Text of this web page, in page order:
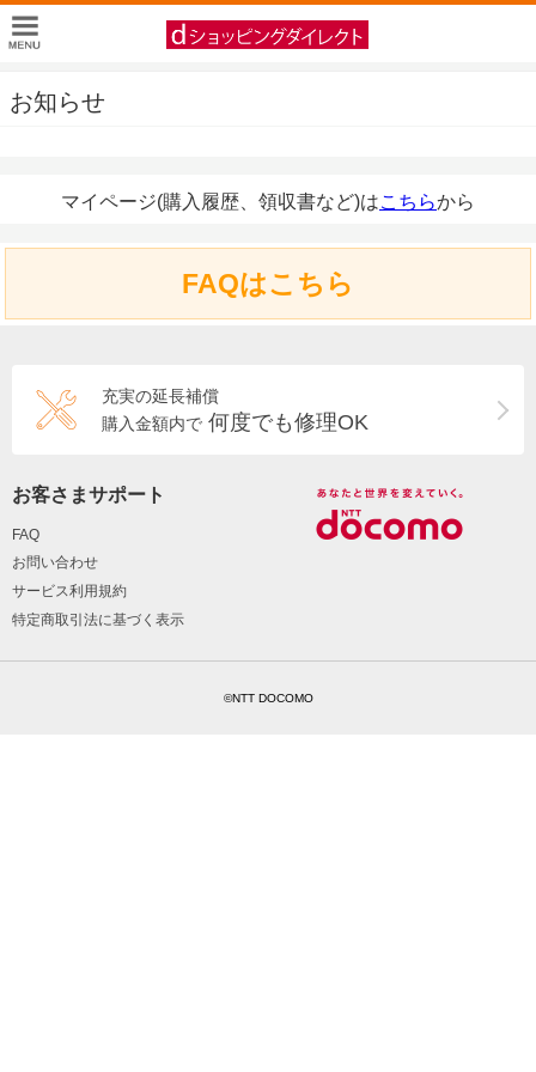
お知らせ
マイページ(購入履歴、領収書など)はこちらから
FAQはこちら
充実の延長補償
購入金額内で 何度でも修理OK
お客さまサポート
FAQ
お問い合わせ
サービス利用規約
特定商取引法に基づく表示
©NTT DOCOMO